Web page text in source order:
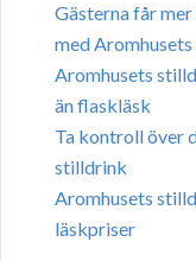
Gästerna får
med
Aromhusets
än flaskläsk
Ta kontroll över
stilldrink
Aromhusets
läskpriser